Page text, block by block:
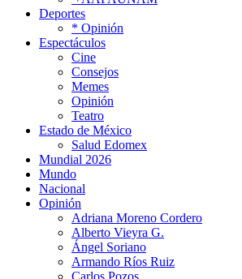
Deportes
* Opinión
Espectáculos
Cine
Consejos
Memes
Opinión
Teatro
Estado de México
Salud Edomex
Mundial 2026
Mundo
Nacional
Opinión
Adriana Moreno Cordero
Alberto Vieyra G.
Ángel Soriano
Armando Ríos Ruiz
Carlos Pozos